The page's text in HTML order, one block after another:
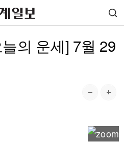
의 운세] 7월 29